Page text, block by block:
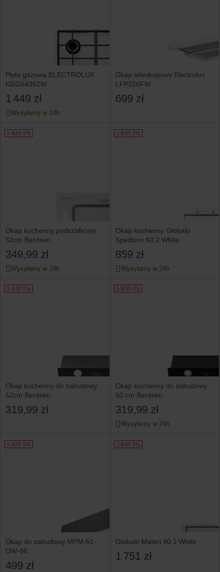
Płyta gazowa ELECTROLUX
KGG64362W
1 449 zł
Wysyłamy w 24h
Okap teleskopowy Electrolux
LFP326FW
699 zł
5 RAT 0%
Okap kuchenny podszafkowy
52cm Berdsen
349,99 zł
Wysyłamy w 24h
5 RAT 0%
Okap kuchenny Globalo
Spedtero 60.2 White
859 zł
Wysyłamy w 24h
5 RAT 0%
Okap kuchenny do zabudowy
52cm Berdsen
319,99 zł
5 RAT 0%
Okap kuchenny do zabudowy
60 cm Berdsen
319,99 zł
Wysyłamy w 24h
5 RAT 0%
Okap do zabudowy MPM-61-
OW-66
499 zł
5 RAT 0%
Globalo Materi 90.1 White
1 751 zł